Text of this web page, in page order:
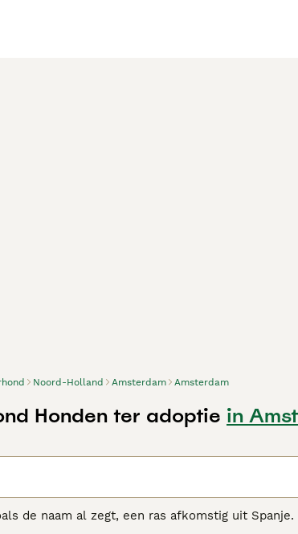
Noord-Holland Amsterdam Amsterdam
Honden ter adoptie in
de naam al zegt, een ras afkomstig uit